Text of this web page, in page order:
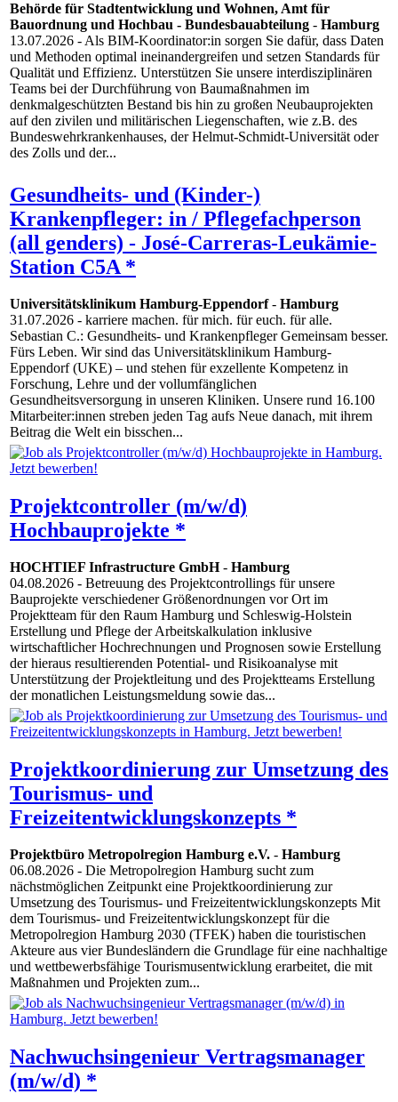
Behörde für Stadtentwicklung und Wohnen, Amt für
Bauordnung und Hochbau - Bundesbauabteilung - Hamburg
13.07.2026 - Als BIM-Koordinator:in sorgen Sie dafür, dass Daten
und Methoden optimal ineinandergreifen und setzen Standards für
Qualität und Effizienz. Unterstützen Sie unsere interdisziplinären
Teams bei der Durchführung von Baumaßnahmen im
denkmalgeschützten Bestand bis hin zu großen Neubauprojekten
auf den zivilen und militärischen Liegenschaften, wie z.B. des
Bundeswehrkrankenhauses, der Helmut-Schmidt-Universität oder
des Zolls und der...
Gesundheits- und (Kinder-)
Krankenpfleger: in / Pflegefachperson
(all genders) - José-Carreras-Leukämie-
Station C5A *
Universitätsklinikum Hamburg-Eppendorf- Hamburg
31.07.2026 - karriere machen. für mich. für euch. für alle.
Sebastian C.: Gesundheits- und Krankenpfleger Gemeinsam besser.
Fürs Leben. Wir sind das Universitätsklinikum Hamburg-
Eppendorf (UKE) – und stehen für exzellente Kompetenz in
Forschung, Lehre und der vollumfänglichen
Gesundheitsversorgung in unseren Kliniken. Unsere rund 16.100
Mitarbeiter:innen streben jeden Tag aufs Neue danach, mit ihrem
Beitrag die Welt ein bisschen...
Projektcontroller (m/w/d)
Hochbauprojekte *
HOCHTIEF Infrastructure GmbH- Hamburg
04.08.2026 - Betreuung des Projektcontrollings für unsere
Bauprojekte verschiedener Größenordnungen vor Ort im
Projektteam für den Raum Hamburg und Schleswig-Holstein
Erstellung und Pflege der Arbeitskalkulation inklusive
wirtschaftlicher Hochrechnungen und Prognosen sowie Erstellung
der hieraus resultierenden Potential- und Risikoanalyse mit
Unterstützung der Projektleitung und des Projektteams Erstellung
der monatlichen Leistungsmeldung sowie das...
Projektkoordinierung zur Umsetzung des
Tourismus- und
Freizeitentwicklungskonzepts *
Projektbüro Metropolregion Hamburg e.V. - Hamburg
06.08.2026 - Die Metropolregion Hamburg sucht zum
nächstmöglichen Zeitpunkt eine Projektkoordinierung zur
Umsetzung des Tourismus- und Freizeitentwicklungskonzepts Mit
dem Tourismus- und Freizeitentwicklungskonzept für die
Metropolregion Hamburg 2030 (TFEK) haben die touristischen
Akteure aus vier Bundesländern die Grundlage für eine nachhaltige
und wettbewerbsfähige Tourismusentwicklung erarbeitet, die mit
Maßnahmen und Projekten zum...
Nachwuchsingenieur Vertragsmanager
(m/w/d) *